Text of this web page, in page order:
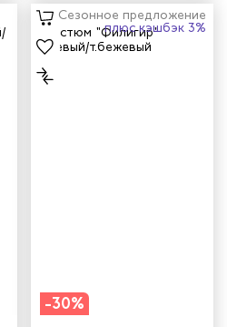
Сезонное предложение
плюс кэшбэк 3%
-30%